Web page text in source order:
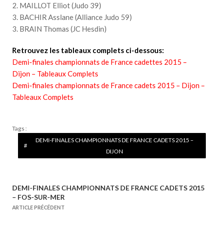
2. MAILLOT Elliot (Judo 39)
3. BACHIR Asslane (Alliance Judo 59)
3. BRAIN Thomas (JC Hesdin)
Retrouvez les tableaux complets ci-dessous:
Demi-finales championnats de France cadettes 2015 –
Dijon – Tableaux Complets
Demi-finales championnats de France cadets 2015 – Dijon –
Tableaux Complets
Tags :
DEMI-FINALES CHAMPIONNATS DE FRANCE CADETS 2015 –
DIJON
N
a
DEMI-FINALES CHAMPIONNATS DE FRANCE CADETS 2015
– FOS-SUR-MER
ARTICLE PRÉCÉDENT